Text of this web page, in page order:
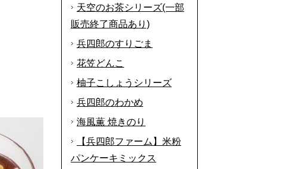
天空のお茶シリーズ(一部
販売終了商品あり)
兵四郎のすりごま
花笠どんこ
柚子こしょうシリーズ
兵四郎のわかめ
海風薫 焼きのり
【兵四郎ファーム】米粉
パンケーキミックス